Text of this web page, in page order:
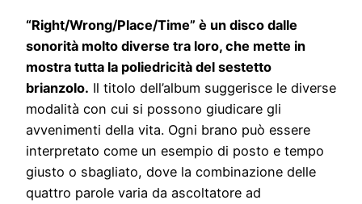
“Right/Wrong/Place/Time” è un disco dalle
sonorità molto diverse tra loro, che mette in
mostra tutta la poliedricità del sestetto
brianzolo. Il titolo dell’album suggerisce le diverse
modalità con cui si possono giudicare gli
avvenimenti della vita. Ogni brano può essere
interpretato come un esempio di posto e tempo
giusto o sbagliato, dove la combinazione delle
quattro parole varia da ascoltatore ad